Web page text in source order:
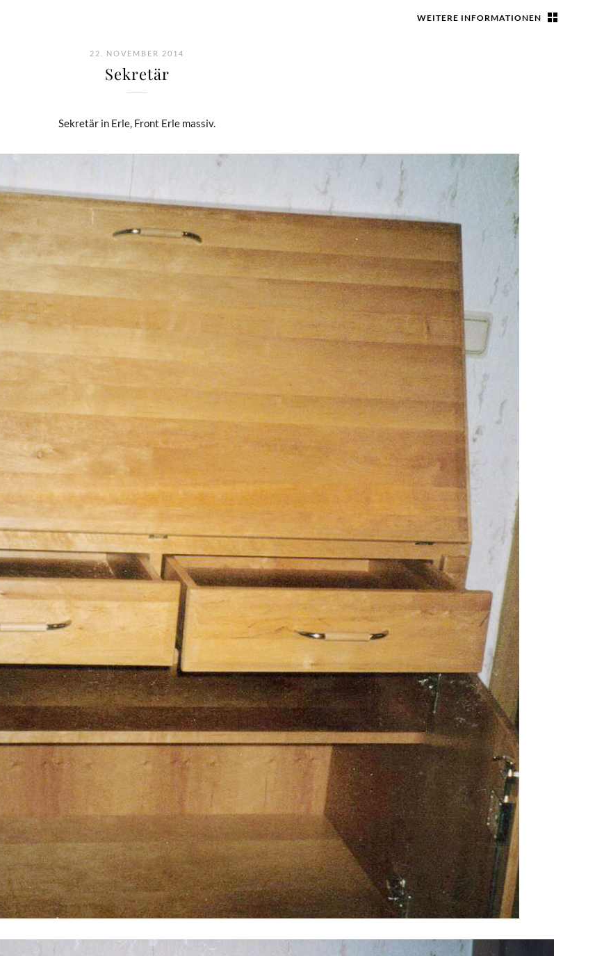
WEITERE INFORMATIONEN
22. NOVEMBER 2014
Sekretär
Sekretär in Erle, Front Erle massiv.